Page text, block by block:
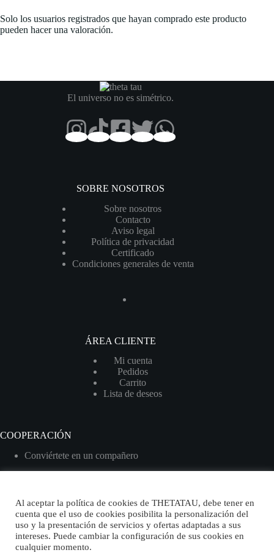
Solo los usuarios registrados que hayan comprado este producto
pueden hacer una valoración.
El universo no es simétrico.
SOBRE NOSOTROS
Sobre nosotros
Contacto
Aviso legal
Política de privacidad
Certificado
Condiciones generales de venta
ÁREA CLIENTE
Mi cuenta
Pedidos
Carrito
Lista de deseos
COOPERACIÓN
Conviértete en un compañero
Spanish
Al aceptar la política de cookies de THETATAU, debe tener en
cuenta que el uso de cookies posibilita la personalización del
uso y la presentación de servicios y ofertas adaptadas a sus
intereses. Puede cambiar la configuración de sus cookies en
cualquier momento.